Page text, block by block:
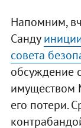
Напомним,
Санду
совета
обсуждение
имуществом
его потери.